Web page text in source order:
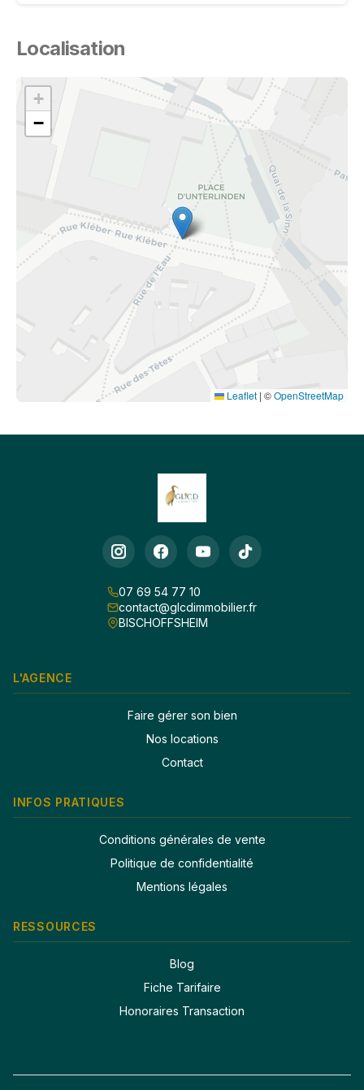
Localisation
+
−
Leaflet | ©OpenStreetMap
07 69 54 77 10
contact@glcdimmobilier.fr
BISCHOFFSHEIM
L'AGENCE
Faire gérer son bien
Nos locations
Contact
INFOS PRATIQUES
Conditions générales de vente
Politique de confidentialité
Mentions légales
RESSOURCES
Blog
Fiche Tarifaire
Honoraires Transaction